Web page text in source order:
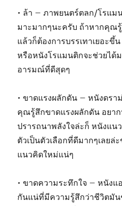
• ล้า – ภาพยนตร์ตลก/โรแม
มาะมากๆนะครับ ถ้าหากคุณรู้
แล้วก็ต้องการบรรเทาเยอะขึ้
หรือหนังโรแมนติกจะช่วยได้
อารมณ์ที่ดีสุดๆ
• ขาดแรงผลักดัน – หนังดร
คุณรู้สึกขาดแรงผลักดัน อยา
ปรารถนาพลังใจล่ะก็ หนังแน
ตัวเป็นตัวเลือกที่ดีมากๆเลยล่
แนวคิดใหม่แน่ๆ
• ขาดความระทึกใจ – หนัง
กันแน่ที่มีความรู้สึกว่าชีวิตมั